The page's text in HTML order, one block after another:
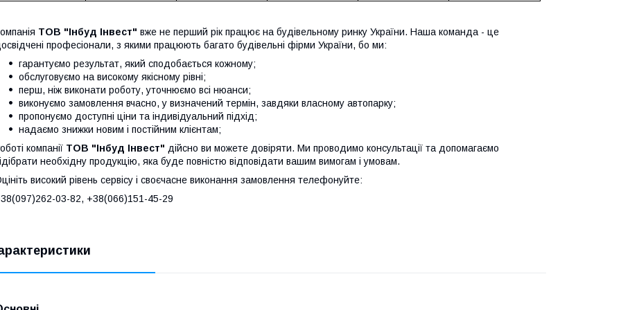
ТОВ "Інбуд Інвест" вже не перший рік працює на будівельному ринку України. Наша команда - це
професіонали, з якими працюють багато будівельні фірми України, бо ми:
гарантуємо результат, який сподобається кожному;
обслуговуємо на високому якісному рівні;
перш, ніж виконати роботу, уточнюємо всі нюанси;
виконуємо замовлення вчасно, у визначений термін, завдяки власному автопарку;
пропонуємо доступні ціни та індивідуальний підхід;
надаємо знижки новим і постійним клієнтам;
компанії ТОВ "Інбуд Інвест" дійсно ви можете довіряти. Ми проводимо консультації та допомагаємо
необхідну продукцію, яка буде повністю відповідати вашим вимогам і умовам.
високий рівень сервісу і своєчасне виконання замовлення телефонуйте:
03-82, +38(066)151-45-29